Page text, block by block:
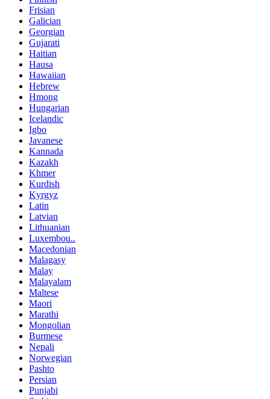
Frisian
Galician
Georgian
Gujarati
Haitian
Hausa
Hawaiian
Hebrew
Hmong
Hungarian
Icelandic
Igbo
Javanese
Kannada
Kazakh
Khmer
Kurdish
Kyrgyz
Latin
Latvian
Lithuanian
Luxembou..
Macedonian
Malagasy
Malay
Malayalam
Maltese
Maori
Marathi
Mongolian
Burmese
Nepali
Norwegian
Pashto
Persian
Punjabi